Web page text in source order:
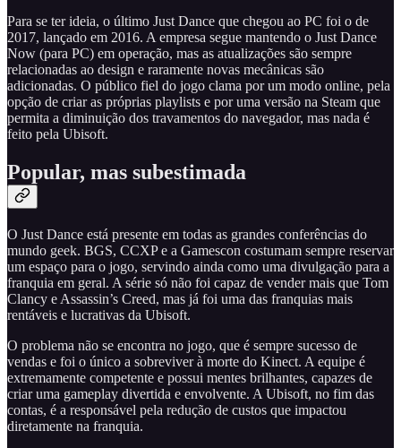
Para se ter ideia, o último Just Dance que chegou ao PC foi o de
2017, lançado em 2016. A empresa segue mantendo o Just Dance
Now (para PC) em operação, mas as atualizações são sempre
relacionadas ao design e raramente novas mecânicas são
adicionadas. O público fiel do jogo clama por um modo online, pela
opção de criar as próprias playlists e por uma versão na Steam que
permita a diminuição dos travamentos do navegador, mas nada é
feito pela Ubisoft.
Popular, mas subestimada
O Just Dance está presente em todas as grandes conferências do
mundo geek. BGS, CCXP e a Gamescon costumam sempre reservar
um espaço para o jogo, servindo ainda como uma divulgação para a
franquia em geral. A série só não foi capaz de vender mais que Tom
Clancy e Assassin’s Creed, mas já foi uma das franquias mais
rentáveis e lucrativas da Ubisoft.
O problema não se encontra no jogo, que é sempre sucesso de
vendas e foi o único a sobreviver à morte do Kinect. A equipe é
extremamente competente e possui mentes brilhantes, capazes de
criar uma gameplay divertida e envolvente. A Ubisoft, no fim das
contas, é a responsável pela redução de custos que impactou
diretamente na franquia.